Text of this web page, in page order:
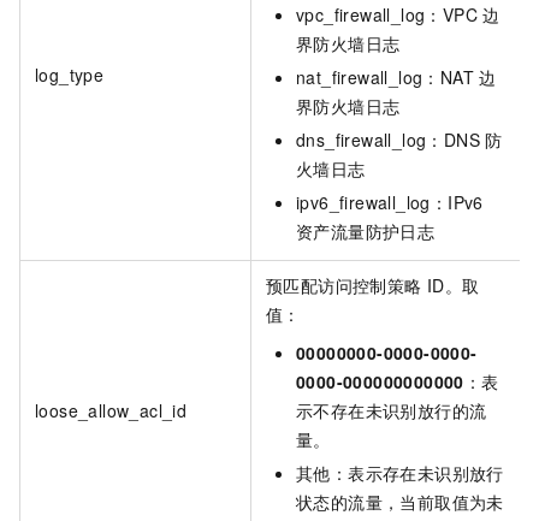
log_type
vpc_firewall_log：VPC 边
界防火墙日志
nat_firewall_log：NAT 边
界防火墙日志
dns_firewall_log：DNS 防
火墙日志
ipv6_firewall_log：IPv6
资产流量防护日志
loose_allow_acl_id
预匹配访问控制策略 ID。取
值：
00000000-0000-0000-
0000-000000000000 ：表
示不存在未识别放行的流
量。
其他：表示存在未识别放行
状态的流量，当前取值为未